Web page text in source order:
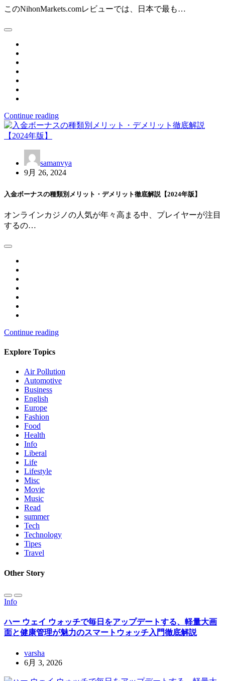
このNihonMarkets.comレビューでは、日本で最も…
Continue reading
samanvya
9月 26, 2024
入金ボーナスの種類別メリット・デメリット徹底解説【2024年版】
オンラインカジノの人気が年々高まる中、プレイヤーが注目
するの…
Continue reading
Explore Topics
Air Pollution
Automotive
Business
English
Europe
Fashion
Food
Health
Info
Liberal
Life
Lifestyle
Misc
Movie
Music
Read
summer
Tech
Technology
Tipes
Travel
Other Story
Info
ハー ウェイ ウォッチで毎日をアップデートする、軽量大画
面と健康管理が魅力のスマートウォッチ入門徹底解説
varsha
6月 3, 2026